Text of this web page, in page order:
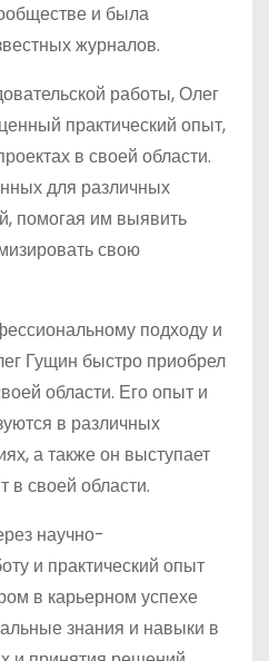
и была
журналов.
работы, Олег
практический опыт,
в своей области.
для различных
помогая им выявить
свою
подходу и
Гущин быстро приобрел
области. Его опыт и
в различных
а также он выступает
в своей области.
научно-
и практический опыт
в карьерном успехе
знания и навыки в